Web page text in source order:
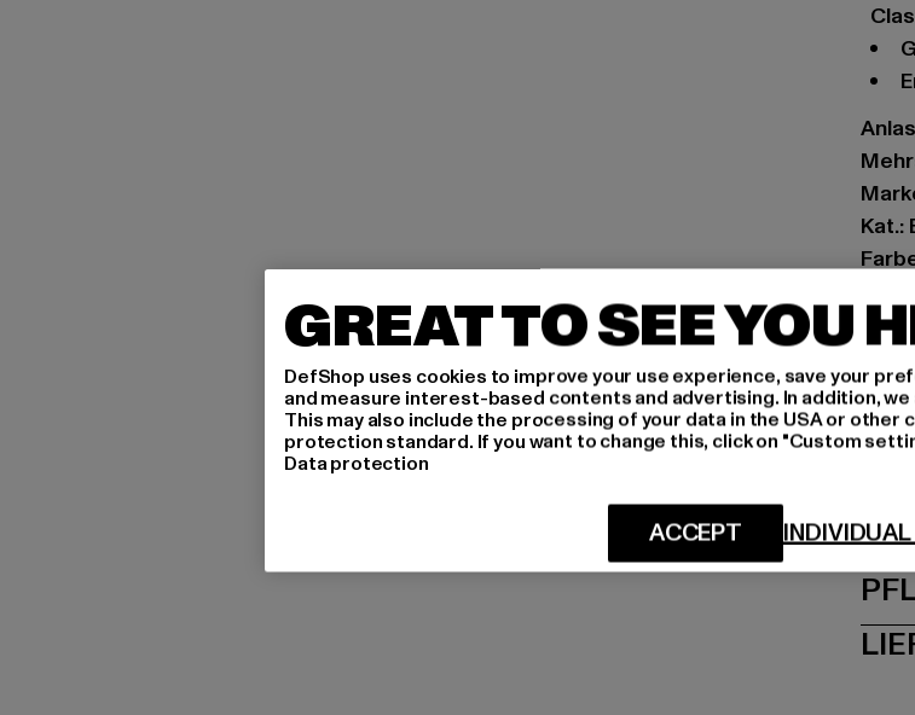
Kat.:
Dr.-
GREAT TO SEE YOU
DefShop uses cookies to improve your use experience, save your
and measure interest-based contents and advertising. In addition,
This may also include the processing of your data in the USA or other
protection standard. If you want to change this, click on "Custom
Data protection
ACCEPT